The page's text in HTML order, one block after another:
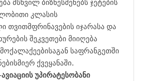
კლასის
თვითმფრინავების იჯარასა და
შეკვეთები მიიღება
საფრანგეთში
ქვეყანაში.
უპირატესობანი